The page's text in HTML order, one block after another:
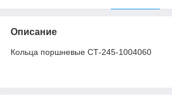
Описание
Кольца поршневые СТ-245-1004060